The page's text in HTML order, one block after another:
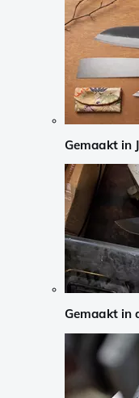
Gemaakt in
Gemaakt in